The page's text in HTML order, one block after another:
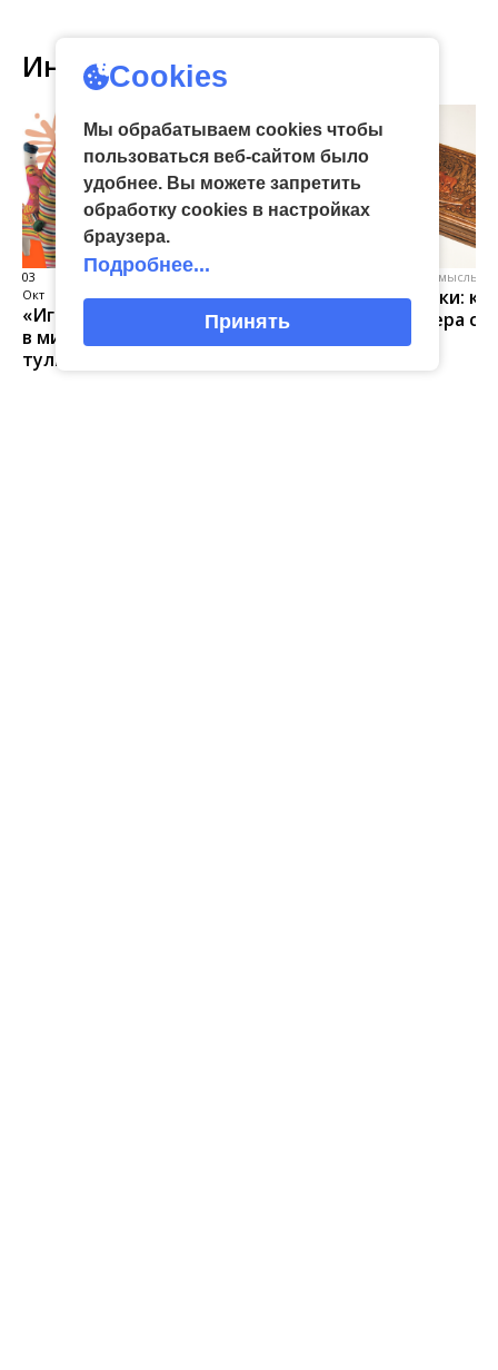
Интересное
03
Окт
виртуальная галерея глиняной
«Игрушка 360»: путешествие
в мир филимоновской и
тульской городской игрушек
народные промыслы,
Искусство всечки: как
тульские мастера
красоту
Cookies
Мы обрабатываем cookies чтобы
пользоваться веб-сайтом было
удобнее. Вы можете запретить
обработку сookies в настройках
браузера.
Подробнее...
Принять